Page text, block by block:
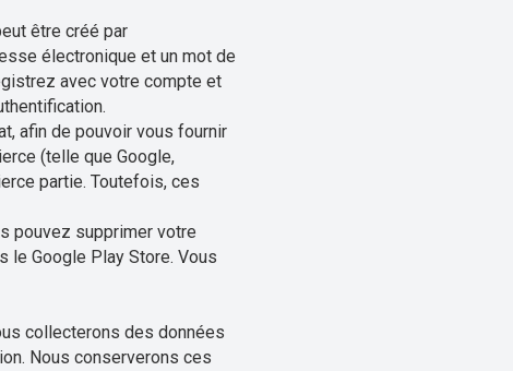
être créé par
électronique et un mot de
avec votre compte et
afin de pouvoir vous fournir
(telle que Google,
partie. Toutefois, ces
pouvez supprimer votre
le Google Play Store. Vous
collecterons des données
Nous conserverons ces